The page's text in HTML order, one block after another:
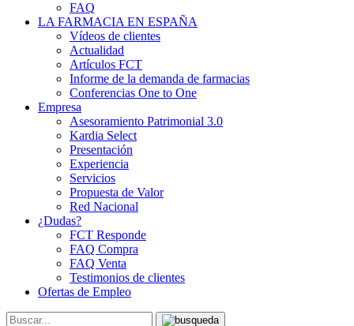
FAQ
LA FARMACIA EN ESPAÑA
Vídeos de clientes
Actualidad
Artículos FCT
Informe de la demanda de farmacias
Conferencias One to One
Empresa
Asesoramiento Patrimonial 3.0
Kardia Select
Presentación
Experiencia
Servicios
Propuesta de Valor
Red Nacional
¿Dudas?
FCT Responde
FAQ Compra
FAQ Venta
Testimonios de clientes
Ofertas de Empleo